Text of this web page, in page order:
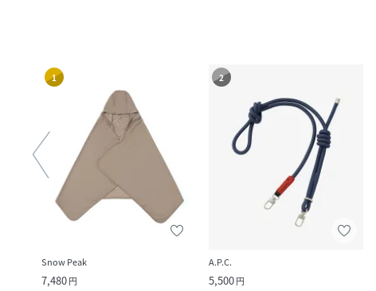
1
Snow Peak
7,480円
2
A.P.C.
5,500円